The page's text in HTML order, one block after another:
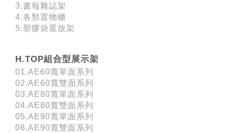
3.書報雜誌架
4.各類置物櫃
5.塑膠袋置放架
H.TOP組合型展示架
01.AE60寬單面系列
02.AE60寬雙面系列
03.AE80寬單面系列
04.AE80寬雙面系列
05.AE90寬單面系列
06.AE90寬雙面系列